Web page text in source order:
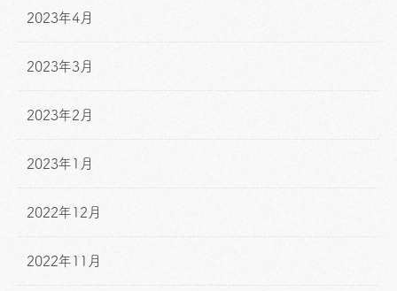
2023年4月
2023年3月
2023年2月
2023年1月
2022年12月
2022年11月